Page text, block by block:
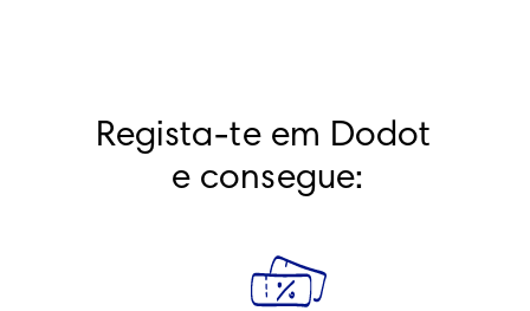
Regista-te em Dodot
e consegue: